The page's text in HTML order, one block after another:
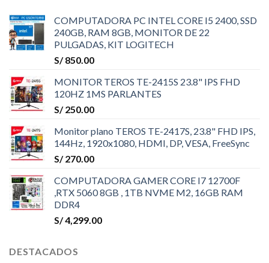
COMPUTADORA PC INTEL CORE I5 2400, SSD
240GB, RAM 8GB, MONITOR DE 22
PULGADAS, KIT LOGITECH
S/850.00
MONITOR TEROS TE-2415S 23.8" IPS FHD
120HZ 1MS PARLANTES
S/250.00
Monitor plano TEROS TE-2417S, 23.8" FHD IPS,
144Hz, 1920x1080, HDMI, DP, VESA, FreeSync
S/270.00
COMPUTADORA GAMER CORE I7 12700F
,RTX 5060 8GB , 1TB NVME M2, 16GB RAM
DDR4
S/4,299.00
DESTACADOS